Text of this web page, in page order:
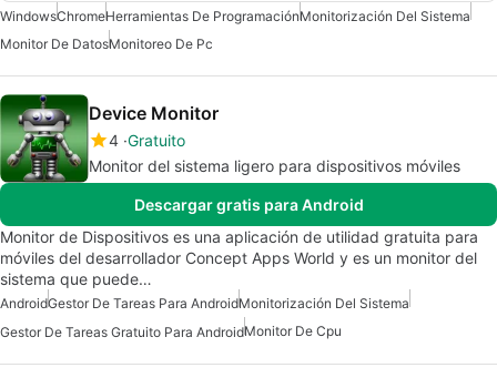
WindowsChromeHerramientas De ProgramaciónMonitorización Del Sistema
Monitor De DatosMonitoreo De Pc
Device Monitor
4 Gratuito
Monitor del sistema ligero para dispositivos móviles
Descargar gratis para Android
Monitor de Dispositivos es una aplicación de utilidad gratuita para
móviles del desarrollador Concept Apps World y es un monitor del
sistema que puede…
AndroidGestor De Tareas Para AndroidMonitorización Del Sistema
Gestor De Tareas Gratuito Para AndroidMonitor De Cpu